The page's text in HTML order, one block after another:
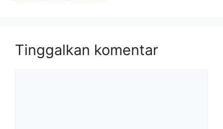
Tinggalkan komentar